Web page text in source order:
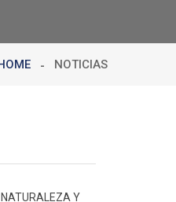
NOTICIAS
NATURALEZA Y